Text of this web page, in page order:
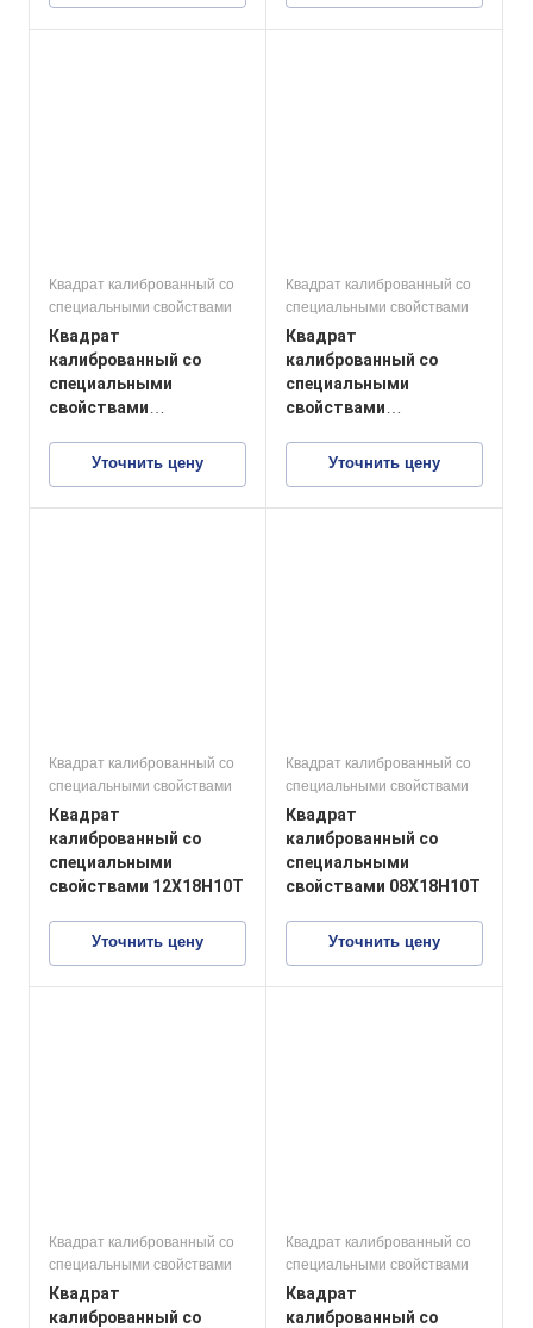
Квадрат калиброванный со
специальными свойствами
Квадрат
калиброванный со
специальными
свойствами
Уточнить цену
Квадрат калиброванный со
специальными свойствами
Квадрат
калиброванный со
специальными
свойствами
Уточнить цену
Квадрат калиброванный со
специальными свойствами
Квадрат
калиброванный со
специальными
свойствами 12Х18Н10Т
Уточнить цену
Квадрат калиброванный со
специальными свойствами
Квадрат
калиброванный со
специальными
свойствами 08Х18Н10Т
Уточнить цену
Квадрат калиброванный со
специальными свойствами
Квадрат
калиброванный со
Квадрат калиброванный со
специальными свойствами
Квадрат
калиброванный со